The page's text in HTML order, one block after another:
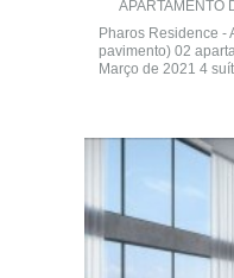
APARTAMENTO
Pharos Residence -
pavimento) 02
Março de 2021 4